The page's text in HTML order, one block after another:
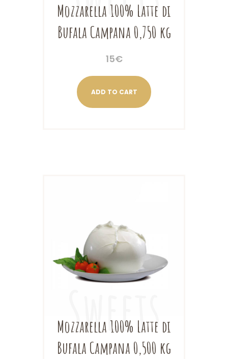
Mozzarella 100% Latte di
Bufala Campana 0,750 kg
15€
ADD TO CART
Mozzarella 100% Latte di
Bufala Campana 0,500 kg